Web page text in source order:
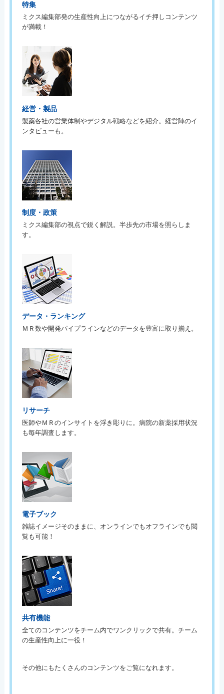
特集
ミクス編集部発の生産性向上につながるイチ押しコンテンツ
が満載！
経営・製品
製薬各社の営業体制やデジタル戦略などを紹介。経営陣のイ
ンタビューも。
制度・政策
ミクス編集部の視点で鋭く解説。半歩先の市場を照らしま
す。
データ・ランキング
ＭＲ数や開発パイプラインなどのデータを豊富に取り揃え。
リサーチ
医師やＭＲのインサイトを浮き彫りに。病院の新薬採用状況
も毎年調査します。
電子ブック
雑誌イメージそのままに、オンラインでもオフラインでも閲
覧も可能！
共有機能
全てのコンテンツをチーム内でワンクリックで共有。チーム
の生産性向上に一役！
その他にもたくさんのコンテンツをご覧になれます。